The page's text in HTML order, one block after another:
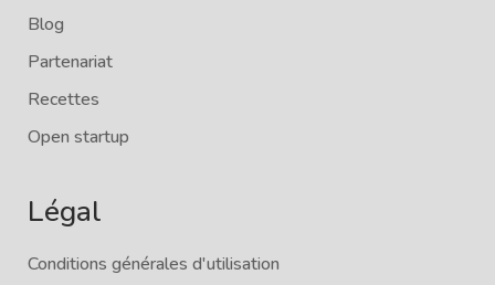
Blog
Partenariat
Recettes
Open startup
Légal
Conditions générales d'utilisation